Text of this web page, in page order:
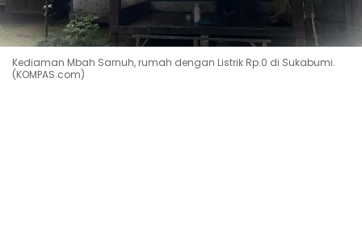
Kediaman Mbah Sarnuh, rumah dengan Listrik Rp.0 di Sukabumi.
(KOMPAS.com)